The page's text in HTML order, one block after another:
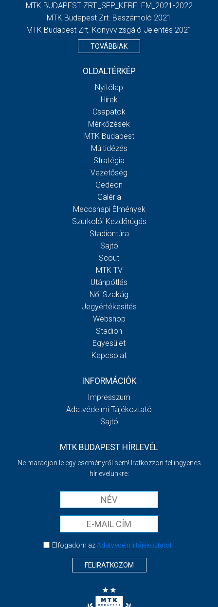
MTK BUDAPEST ZRT._SFP_KERELEM_2021-2022
MTK Budapest Zrt. Beszámoló 2021
MTK Budapest Zrt. Könyvvizsgáló Jelentés 2021
TOVÁBBIAK
OLDALTÉRKÉP
Nyitólap
Hírek
Csapatok
Mérkőzések
MTK Budapest
Múltidézés
Stratégia
Vezetőség
Gedeon
Galéria
Meccsnapi Élmények
Szurkolói Kezdőrúgás
Stadiontúra
Sajtó
Scout
MTK TV
Utánpótlás
Női Szakág
Jegyértékesítés
Webshop
Stadion
Egyesület
Kapcsolat
INFORMÁCIÓK
Impresszum
Adatvédelmi Tájékoztató
Sajtó
MTK BUDAPEST HÍRLEVÉL
Ne maradjon le egy eseményről sem! Iratkozzon fel ingyenes
hírlevelünkre:
Elfogadom azAdatvédelmi tájékoztatót!
FELIRATKOZOM